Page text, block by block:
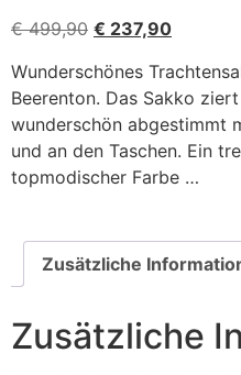
€499,90 € 237,90
Wunderschönes
Beerenton. Das Sakko
wunderschön abgestimmt
und an den Taschen. Ein
topmodischer Farbe …
Zusätzliche
Zusätzliche